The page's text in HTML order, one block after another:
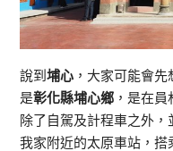
說到埔心 ，大家可能會
是彰化縣埔心鄉 ，是在
除了自駕及計程車之外
我家附近的太原車站，